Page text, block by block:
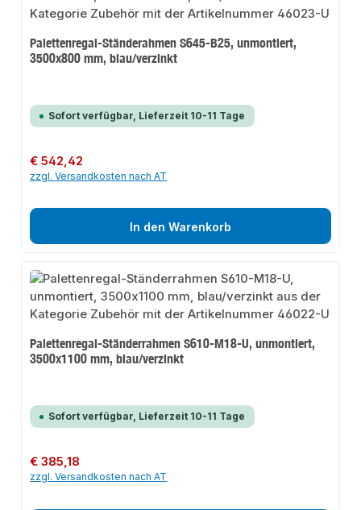
Palettenregal-Ständerahmen S645-B25, unmontiert,
3500x800 mm, blau/verzinkt
Sofort verfügbar, Lieferzeit 10-11 Tage
Regulärer Preis:
€ 542,42
zzgl. Versandkosten nach AT
In den Warenkorb
Palettenregal-Ständerrahmen S610-M18-U, unmontiert,
3500x1100 mm, blau/verzinkt
Sofort verfügbar, Lieferzeit 10-11 Tage
Regulärer Preis:
€ 385,18
zzgl. Versandkosten nach AT